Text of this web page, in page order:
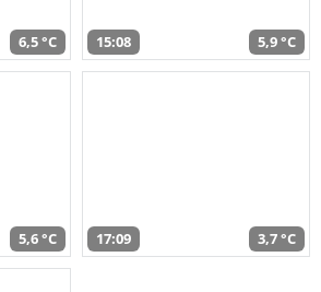
6,5 °C 15:08 5,9 °C
5,6 °C 17:09 3,7 °C